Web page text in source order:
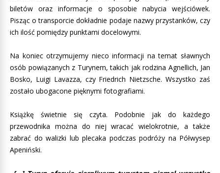
biletów oraz informacje o sposobie nabycia wejściówek.
Pisząc o transporcie dokładnie podaje nazwy przystanków, czy
ich ilość pomiędzy punktami docelowymi.
Na koniec otrzymujemy nieco informacji na temat sławnych
osób powiązanych z Turynem, takich jak rodzina Agnellich, Jan
Bosko, Luigi Lavazza, czy Friedrich Nietzsche. Wszystko zaś
zostało ubogacone pięknymi fotografiami.
Książkę świetnie się czyta. Podobnie jak do każdego
przewodnika można do niej wracać wielokrotnie, a także
zabrać do walizki lub plecaka podczas podróży na Półwysep
Apeniński.